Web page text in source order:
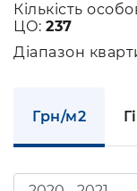
Кількість
ЦО: 237
Діапазон
Грн/м2